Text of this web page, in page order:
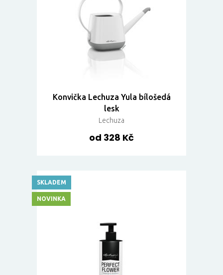
Konvička Lechuza Yula bílošedá
lesk
Lechuza
od 328 Kč
SKLADEM
NOVINKA